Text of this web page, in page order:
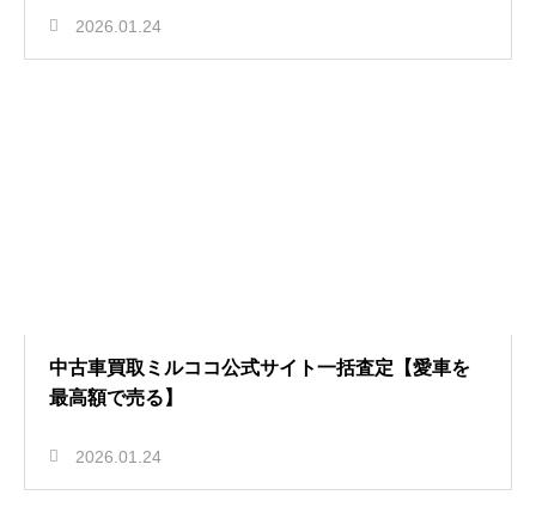
2026.01.24
中古車買取ミルココ公式サイト一括査定【愛車を
最高額で売る】
2026.01.24